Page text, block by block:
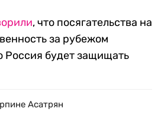
, что посягательства на
за рубежом
Россия будет защищать
Асатрян